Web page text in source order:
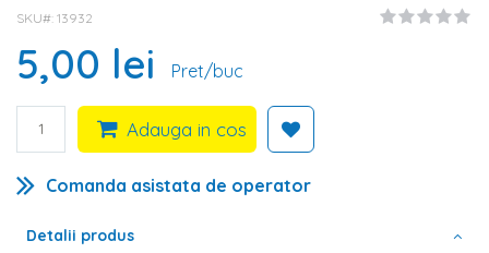
images
gallery
SKU# 13932
5,00 lei Pret/buc
Adauga in cos
Comanda asistata de operator
Detalii produs